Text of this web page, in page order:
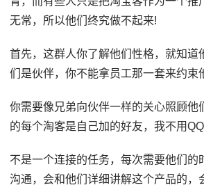
无常，所以他们终究做不起来!
首先，这群人你了解他们性格，就知道
们是伙伴，你不能拿员工那一套来约束
你需要像兄弟向伙伴一样的关心照顾他
的每个淘客是自己加的好友，我不用QQ
不是一个连接的任务，每次需要他们的
沟通，会和他们详细讲解这个产品的，